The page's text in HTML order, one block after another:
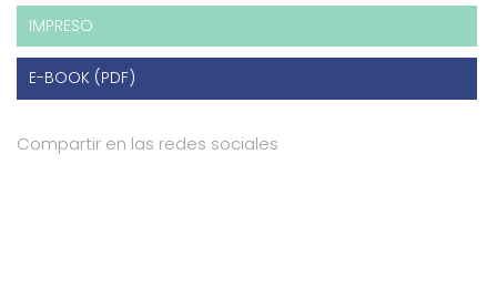
IMPRESO
E-BOOK (PDF)
Compartir en las redes sociales